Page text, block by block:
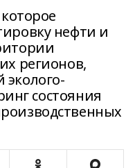
нефти и
регионов,
состояния